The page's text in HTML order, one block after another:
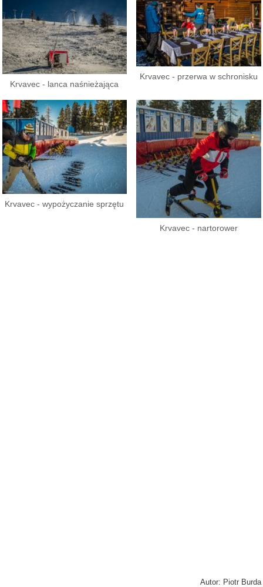
Krvavec - lanca naśnieżająca
Krvavec - przerwa w schronisku
Krvavec - wypożyczanie sprzętu
Krvavec - nartorower
Autor: Piotr Burda